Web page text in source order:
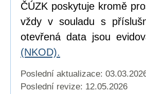
ČÚZK poskytuje kromě
vždy v souladu s
otevřená data jsou
(NKOD).
Poslední aktualizace:
Poslední revize: 12.05.2026